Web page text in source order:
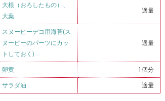
大根（おろしたもの） 、
大葉
適量
スヌーピーデコ用海苔(ス
ヌーピーのパーツにカッ
トしておく)
適量
卵黄
1個分
サラダ油
適量